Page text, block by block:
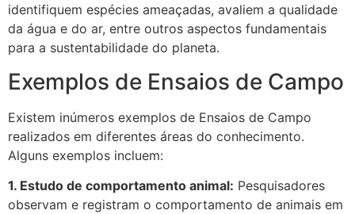
identifiquem espécies ameaçadas, avaliem a qualidade
da água e do ar, entre outros aspectos fundamentais
para a sustentabilidade do planeta.
Exemplos de Ensaios de Campo
Existem inúmeros exemplos de Ensaios de Campo
realizados em diferentes áreas do conhecimento.
Alguns exemplos incluem:
1. Estudo de comportamento animal: Pesquisadores
observam e registram o comportamento de animais em